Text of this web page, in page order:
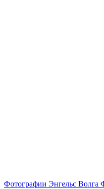
Фотографии Энгельс Волга